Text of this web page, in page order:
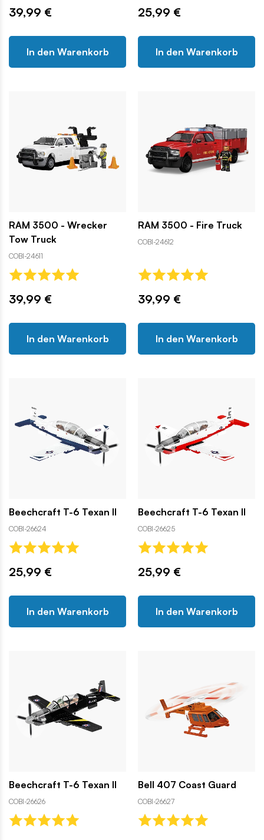
39,99 €
In den Warenkorb
25,99 €
In den Warenkorb
RAM 3500 - Wrecker
Tow Truck
COBI-24611
39,99 €
In den Warenkorb
RAM 3500 - Fire Truck
COBI-24612
39,99 €
In den Warenkorb
Beechcraft T-6 Texan II
COBI-26624
25,99 €
In den Warenkorb
Beechcraft T-6 Texan II
COBI-26625
25,99 €
In den Warenkorb
Beechcraft T-6 Texan II
COBI-26626
Bell 407 Coast Guard
COBI-26627